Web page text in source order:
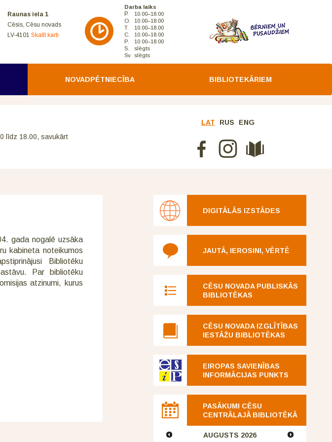
Raunas iela 1
Cēsis, Cēsu novads
LV-4101 Skatīt karti
Darba laiks
P.
10.00–18.00
O.
10.00–18.00
T.
10.00–18.00
C.
10.00–18.00
P.
10.00–18.00
S.
slēgts
Sv. slēgts
NOVADPĒTNIECĪBA BIBLIOTEKĀRIEM
līdz 18.00, savukārt
LAT RUS ENG
gada nogalē uzsāka
kabineta noteikumos
Bibliotēku
Par bibliotēku
atzinumi, kurus
DIGITĀLĀS IZSTĀDES
JAUTĀ, IEROSINI, VĒRTĒ
CĒSU NOVADA PUBLISKĀS
BIBLIOTĒKAS
CĒSU NOVADA IZGLĪTĪBAS
IESTĀŽU BIBLIOTĒKAS
EIROPAS SAVIENĪBAS
INFORMĀCIJAS PUNKTS
PASĀKUMI CĒSU
CENTRĀLAJĀ BIBLIOTĒKĀ
AUGUSTS 2026